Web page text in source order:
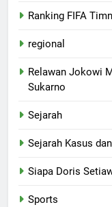
Ranking FIFA
regional
Relawan Jokowi
Sukarno
Sejarah
Sejarah Kasus
Siapa Doris
Sports